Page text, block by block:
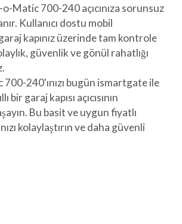
Matic 700-240 açıcınıza sorunsuz
Kullanıcı dostu mobil
kapınız üzerinde tam kontrole
güvenlik ve gönül rahatlığı
240'ınızı bugün ismartgate ile
bir garaj kapısı açıcısının
Bu basit ve uygun fiyatlı
kolaylaştırın ve daha güvenli